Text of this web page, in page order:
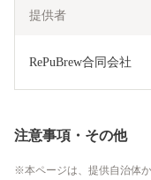
提供者
RePuBrew合同会社
注意事項・その他
本ページは、提供自治体